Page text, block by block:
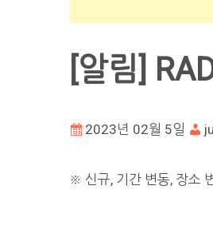
[알림]
2023년 02월 5일
※ 신규, 기간 변동, 장소